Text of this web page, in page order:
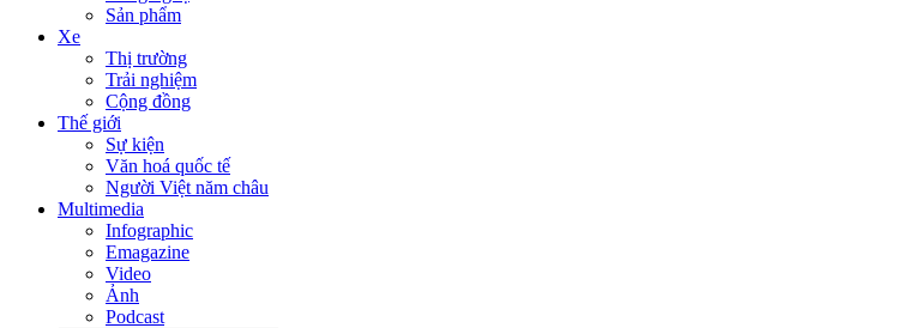
Sản phẩm
Xe
Thị trường
Trải nghiệm
Cộng đồng
Thế giới
Sự kiện
Văn hoá quốc tế
Người Việt năm châu
Multimedia
Infographic
Emagazine
Video
Ảnh
Podcast